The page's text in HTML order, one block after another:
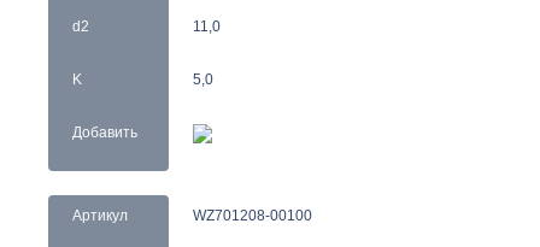
d2
K
Добавить
11,0
5,0
Артикул WZ701208-00100